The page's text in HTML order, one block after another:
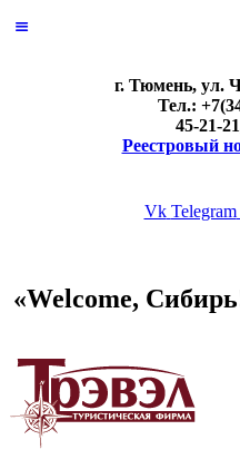
г. Тюмень, ул.
Тел.:
45-21-
Реестровый
Vk Telegram
«Welcome,